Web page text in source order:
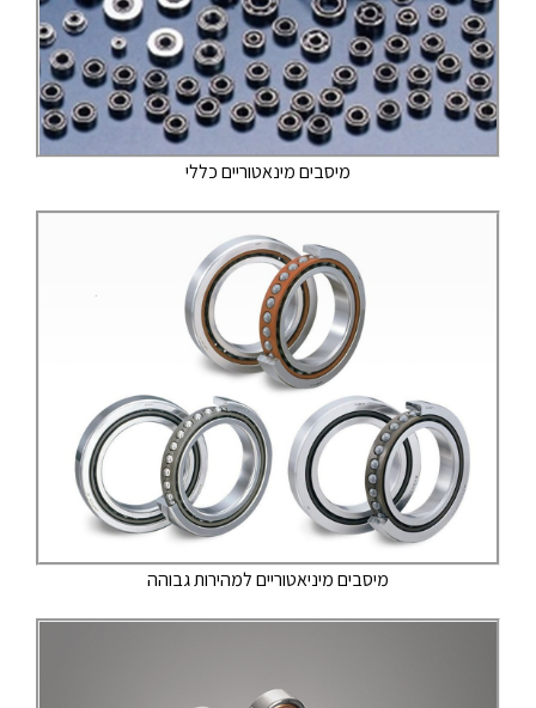
מיסבים מינאטוריים כללי
מיסבים מיניאטוריים למהירות גבוהה